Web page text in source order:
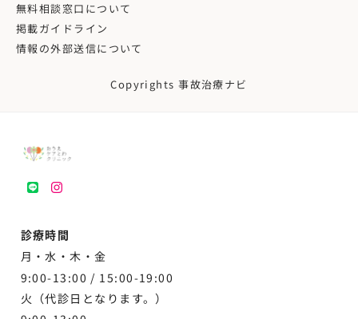
無料相談窓口について
掲載ガイドライン
情報の外部送信について
Copyrights 事故治療ナビ
LINEinstagram
診療時間
月・水・木・金
9:00-13:00 / 15:00-19:00
火（代診日となります。）